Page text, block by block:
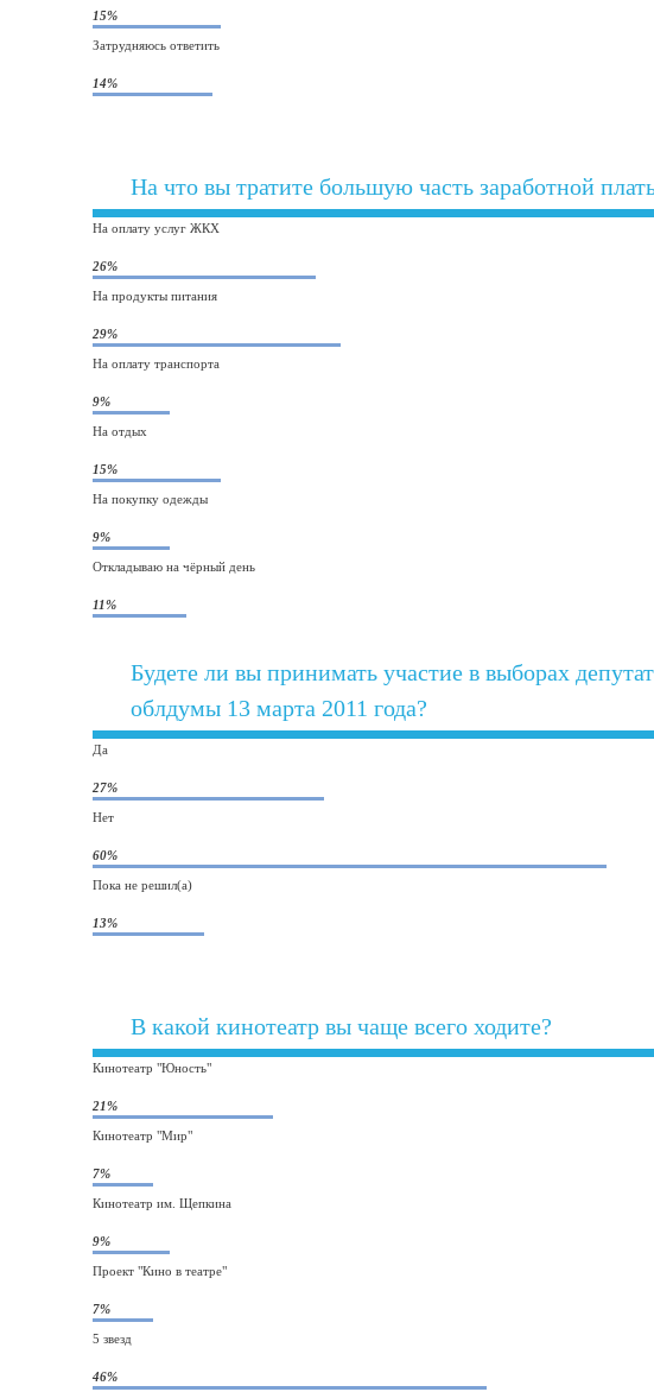
15%
Затрудняюсь ответить
14%
На что вы тратите большую часть заработной
На оплату услуг ЖКХ
26%
На продукты питания
29%
На оплату транспорта
9%
На отдых
15%
На покупку одежды
9%
Откладываю на чёрный день
11%
Будете ли вы принимать участие в выборах
облдумы 13 марта 2011 года?
Да
27%
Нет
60%
Пока не решил(а)
13%
В какой кинотеатр вы чаще всего ходите?
Кинотеатр "Юность"
21%
Кинотеатр "Мир"
7%
Кинотеатр им. Щепкина
9%
Проект "Кино в театре"
7%
5 звезд
46%